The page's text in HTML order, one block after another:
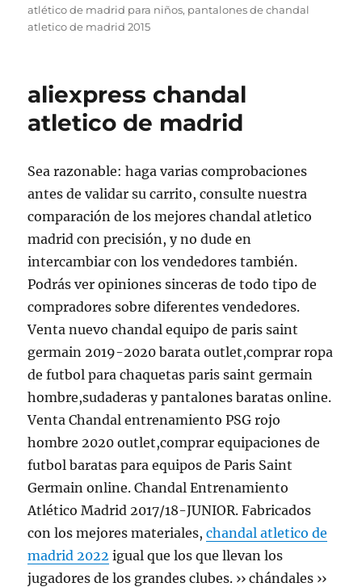
atlético de madrid para niños, pantalones de chandal
atletico de madrid 2015
aliexpress chandal
atletico de madrid
Sea razonable: haga varias comprobaciones
antes de validar su carrito, consulte nuestra
comparación de los mejores chandal atletico
madrid con precisión, y no dude en
intercambiar con los vendedores también.
Podrás ver opiniones sinceras de todo tipo de
compradores sobre diferentes vendedores.
Venta nuevo chandal equipo de paris saint
germain 2019-2020 barata outlet,comprar ropa
de futbol para chaquetas paris saint germain
hombre,sudaderas y pantalones baratas online.
Venta Chandal entrenamiento PSG rojo
hombre 2020 outlet,comprar equipaciones de
futbol baratas para equipos de Paris Saint
Germain online. Chandal Entrenamiento
Atlético Madrid 2017/18-JUNIOR. Fabricados
con los mejores materiales,chandal atletico de
madrid 2022 igual que los que llevan los
jugadores de los grandes clubes. ›› chándales ››